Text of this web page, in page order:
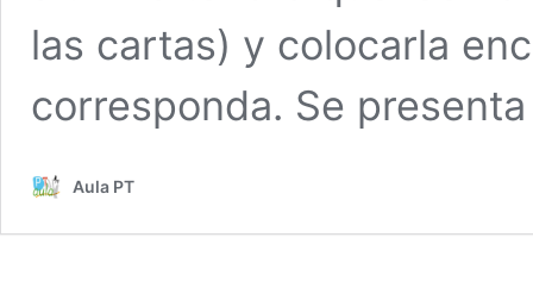
las cartas) y colocarla
corresponda. Se
Aula PT